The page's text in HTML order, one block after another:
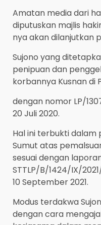
Amatan media dari
diputuskan majlis
nya akan dilanjutkan
Sujono yang
penipuan dan
korbannya Kusnan di
dengan nomor LP/
20 Juli 2020.
Hal ini terbukti dalam
Sumut atas
sesuai dengan
STTLP/B/1424/IX/
10 September 2021.
Modus terdakwa
dengan cara